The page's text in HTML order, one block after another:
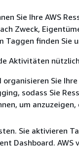
Sie Ihre AWS
Zweck,
Taggen finden Sie
Aktivitäten
Sie Ihre
sodass Sie
um
Sie aktivieren
Dashboard.